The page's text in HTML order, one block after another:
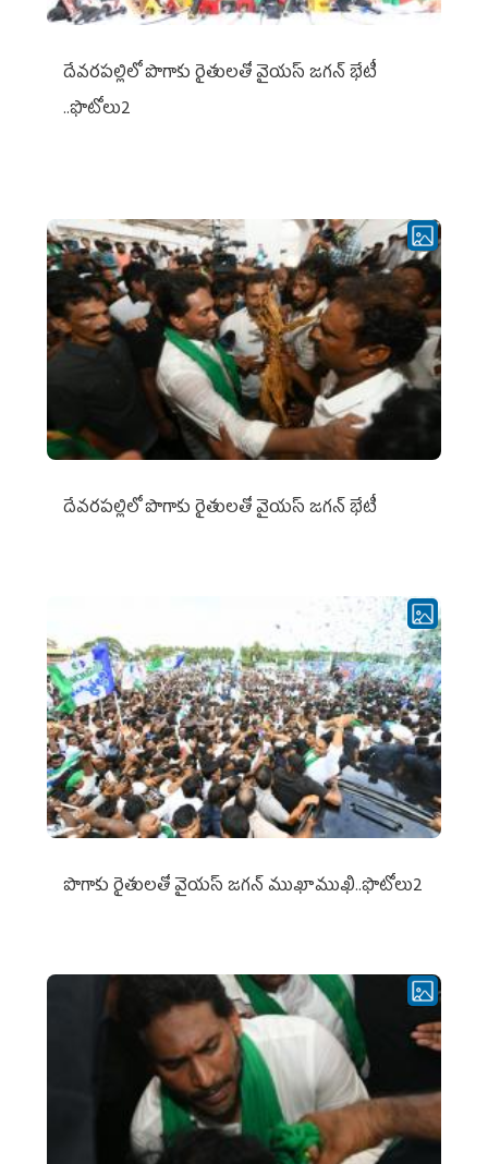
దేవరపల్లిలో పొగాకు రైతులతో వైయస్ జగన్ భేటీ
..ఫొటోలు2
దేవరపల్లిలో పొగాకు రైతులతో వైయస్ జగన్ భేటీ
పొగాకు రైతుల‌తో వైయ‌స్ జ‌గ‌న్ ముఖాముఖి..ఫొటోలు2